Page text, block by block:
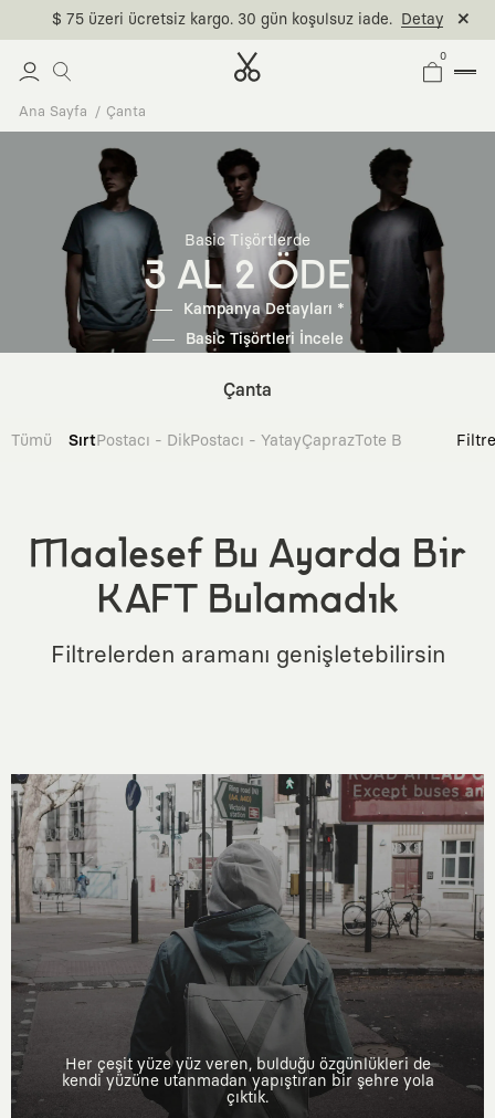
$ 75 üzeri ücretsiz kargo. 30 gün koşulsuz iade. Detay
0
Ana Sayfa Çanta
Basic Tişörtlerde
3 AL 2 ÖDE
Kampanya Detayları *
Basic Tişörtleri İncele
Çanta
Tümü SırtPostacı - DikPostacı - YatayÇaprazTote Bag Filtre
Maalesef Bu Ayarda Bir
KAFT Bulamadık
Filtrelerden aramanı genişletebilirsin
Her çeşit yüze yüz veren, bulduğu özgünlükleri de
kendi yüzüne utanmadan yapıştıran bir şehre yola
çıktık.